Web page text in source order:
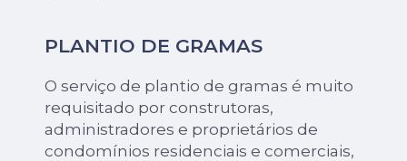
PLANTIO DE GRAMAS
O serviço de plantio de gramas é muito
requisitado por construtoras,
administradores e proprietários de
condomínios residenciais e comerciais,